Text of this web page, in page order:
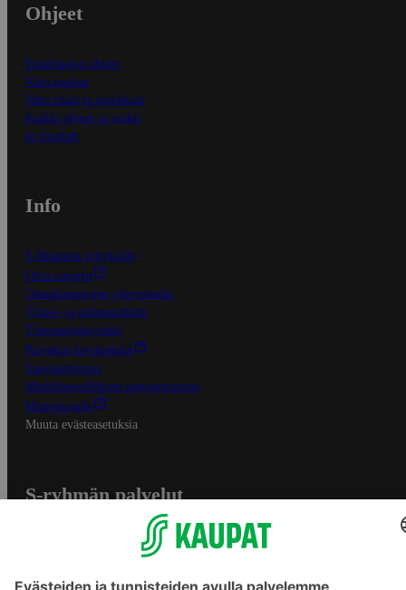
Ohjeet
Ensitilaajan ohjeet
Näin maksat
Näin tilaat ja muokkaat
Kaikki ohjeet ja vinkit
In English
Info
S-Business yrityksille
Oiva-raportit
Osuuskauppojen yhteystiedot
Tilaus- ja toimitusehdot
Tietosuojakäytäntö
Palvelun käyttöehdot
Saavutettavuus
Mobiilisovelluksen saavutettavuus
Mainostajalle
Muuta evästeasetuksia
S-ryhmän palvelut
Yhteishyvä Ruoka -sovellus